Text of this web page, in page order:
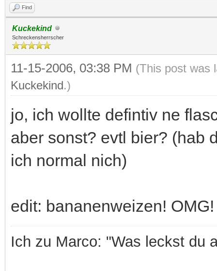
Find
Kuckekind
Schreckensherrscher
11-15-2006, 03:38 PM (This post was
Kuckekind.)
jo, ich wollte defintiv ne
aber sonst? evtl bier? (hab
ich normal nich)
edit: bananenweizen! OMG!
Ich zu Marco: "Was leckst du